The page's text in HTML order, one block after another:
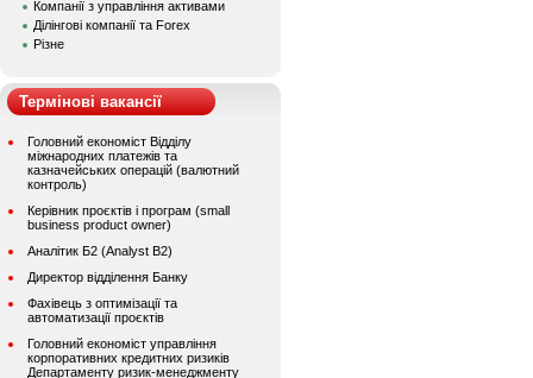
Компанії з управління активами
Ділінгові компанії та Forex
Різне
Термінові вакансії
Головний економіст Відділу
міжнародних платежів та
казначейських операцій (валютний
контроль)
Керівник проєктів і програм (small
business product owner)
Аналітик Б2 (Analyst B2)
Директор відділення Банку
Фахівець з оптимізації та
автоматизації проєктів
Головний економіст управління
корпоративних кредитних ризиків
Департаменту ризик-менеджменту